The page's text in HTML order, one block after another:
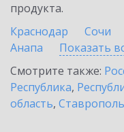
продукта.
Краснодар
Сочи
Анапа
Показать
Смотрите также:
Республика,
область,